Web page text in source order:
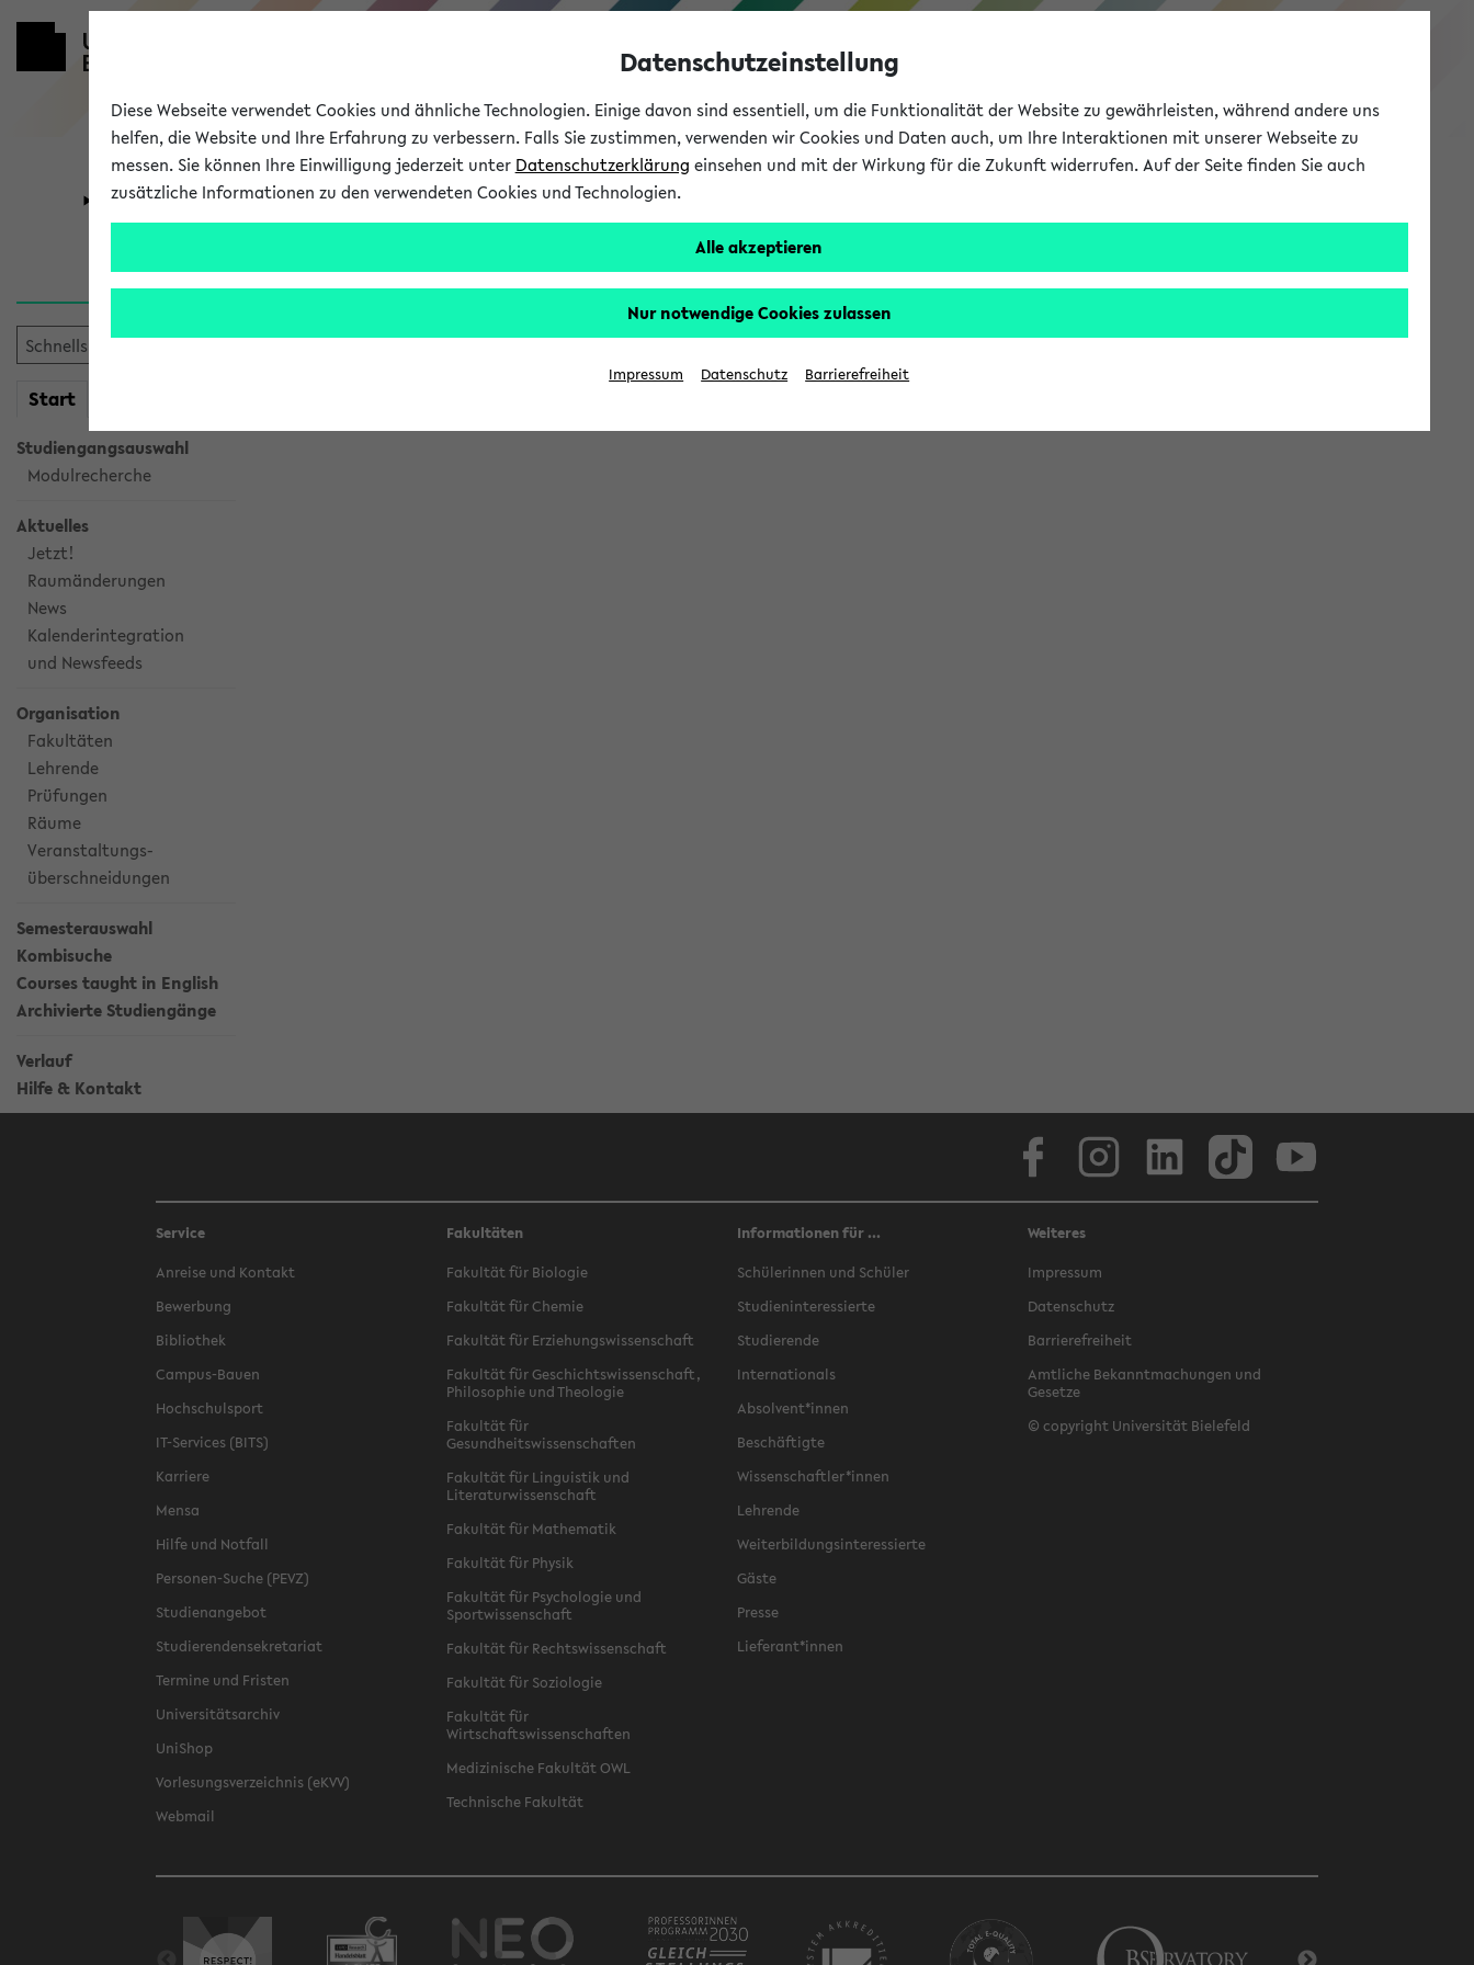
eKVV
Universität Forschung Studium
Start
Studiengangsauswahl
Modulrecherche
Aktuelles
Jetzt!
Raumänderungen
News
Kalenderintegration
und Newsfeeds
Organisation
Fakultäten
Lehrende
Prüfungen
Räume
Veranstaltungs-
überschneidungen
Semesterauswahl
Kombisuche
Courses taught in English
Archivierte Studiengänge
Verlauf
Hilfe & Kontakt
Verlauf
Service
Anreise und Kontakt
Bewerbung
Bibliothek
Campus-Bauen
Hochschulsport
IT-Services (BITS)
Karriere
Mensa
Hilfe und Notfall
Personen-Suche (PEVZ)
Studienangebot
Studierendensekretariat
Termine und Fristen
Universitätsarchiv
UniShop
Vorlesungsverzeichnis (eKVV)
Webmail
Fakultäten
Fakultät für Biologie
Fakultät für Chemie
Fakultät für Erziehungswissenschaft
Fakultät für Geschichtswissenschaft,
Philosophie und Theologie
Fakultät für
Gesundheitswissenschaften
Fakultät für Linguistik und
Literaturwissenschaft
Fakultät für Mathematik
Fakultät für Physik
Fakultät für Psychologie und
Sportwissenschaft
Fakultät für Rechtswissenschaft
Fakultät für Soziologie
Fakultät für
Wirtschaftswissenschaften
Medizinische Fakultät OWL
Technische Fakultät
Informationen für ...
Schülerinnen und Schüler
Studieninteressierte
Studierende
Internationals
Absolvent*innen
Beschäftigte
Wissenschaftler*innen
Lehrende
Weiterbildungsinteressierte
Gäste
Presse
Lieferant*innen
Weiteres
Impressum
Datenschutz
Barrierefreiheit
Amtliche Bekanntmachungen und
Gesetze
© copyright Universität Bielefeld
Datenschutzeinstellung
Diese Webseite verwendet Cookies und ähnliche Technologien. Einige davon sind essentiell, um die Funktionalität der Website zu gewährleisten, während andere uns
helfen, die Website und Ihre Erfahrung zu verbessern. Falls Sie zustimmen, verwenden wir Cookies und Daten auch, um Ihre Interaktionen mit unserer Webseite zu
messen. Sie können Ihre Einwilligung jederzeit unter Datenschutzerklärung einsehen und mit der Wirkung für die Zukunft widerrufen. Auf der Seite finden Sie auch
zusätzliche Informationen zu den verwendeten Cookies und Technologien.
Alle akzeptieren
Nur notwendige Cookies zulassen
Impressum Datenschutz Barrierefreiheit